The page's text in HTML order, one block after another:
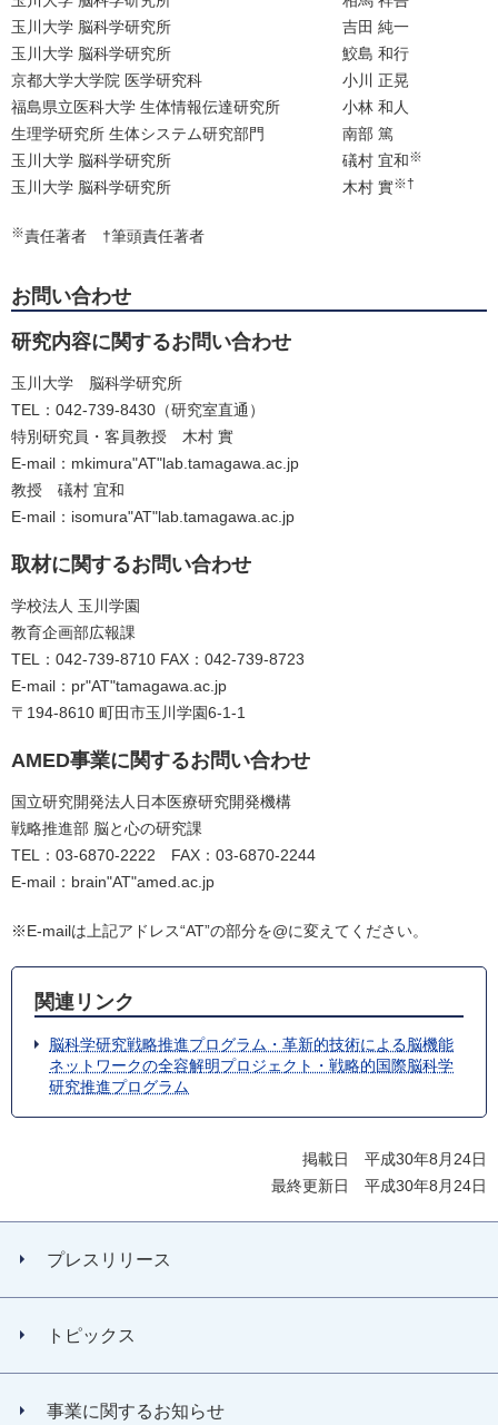
玉川大学 脳科学研究所
吉田 純一
玉川大学 脳科学研究所
鮫島 和行
京都大学大学院 医学研究科
小川 正晃
福島県立医科大学 生体情報伝達研究所
小林 和人
生理学研究所 生体システム研究部門
南部 篤
玉川大学 脳科学研究所
礒村 宜和※
玉川大学 脳科学研究所 木村 實※†
※責任著者 †筆頭責任著者
お問い合わせ
研究内容に関するお問い合わせ
玉川大学 脳科学研究所
TEL：042-739-8430（研究室直通）
特別研究員・客員教授 木村 實
E-mail：mkimura"AT"lab.tamagawa.ac.jp
教授 礒村 宜和
E-mail：isomura"AT"lab.tamagawa.ac.jp
取材に関するお問い合わせ
学校法人 玉川学園
教育企画部広報課
TEL：042-739-8710 FAX：042-739-8723
E-mail：pr"AT"tamagawa.ac.jp
〒194-8610 町田市玉川学園6-1-1
AMED事業に関するお問い合わせ
国立研究開発法人日本医療研究開発機構
戦略推進部 脳と心の研究課
TEL：03-6870-2222 FAX：03-6870-2244
E-mail：brain"AT"amed.ac.jp
※E-mailは上記アドレス“AT”の部分を@に変えてください。
関連リンク
脳科学研究戦略推進プログラム・革新的技術による脳機能
ネットワークの全容解明プロジェクト・戦略的国際脳科学
研究推進プログラム
掲載日 平成30年8月24日
最終更新日 平成30年8月24日
プレスリリース
トピックス
事業に関するお知らせ